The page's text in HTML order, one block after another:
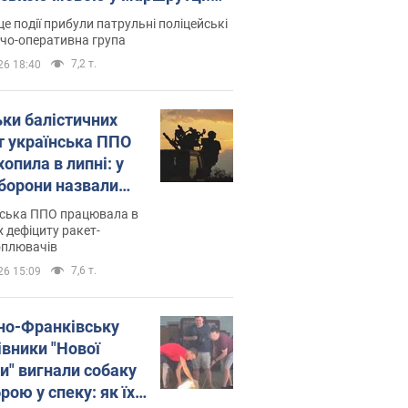
склала адмінпротокол.
події прибули патрульні поліцейські
оперативна група
18:40 7,2 т.
балістичних
українська ППО
в липні: у
назвали
ППО працювала в
дефіциту ракет-
15:09 7,6 т.
Франківську
"Нової
вигнали собаку
у спеку: як їх